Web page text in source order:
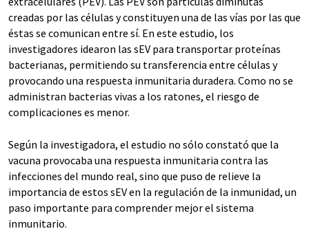
creadas por las células y constituyen una de las vías por las que
éstas se comunican entre sí. En este estudio, los
investigadores idearon las sEV para transportar proteínas
bacterianas, permitiendo su transferencia entre células y
provocando una respuesta inmunitaria duradera. Como no se
administran bacterias vivas a los ratones, el riesgo de
complicaciones es menor.
Según la investigadora, el estudio no sólo constató que la
vacuna provocaba una respuesta inmunitaria contra las
infecciones del mundo real, sino que puso de relieve la
importancia de estos sEV en la regulación de la inmunidad, un
paso importante para comprender mejor el sistema
inmunitario.